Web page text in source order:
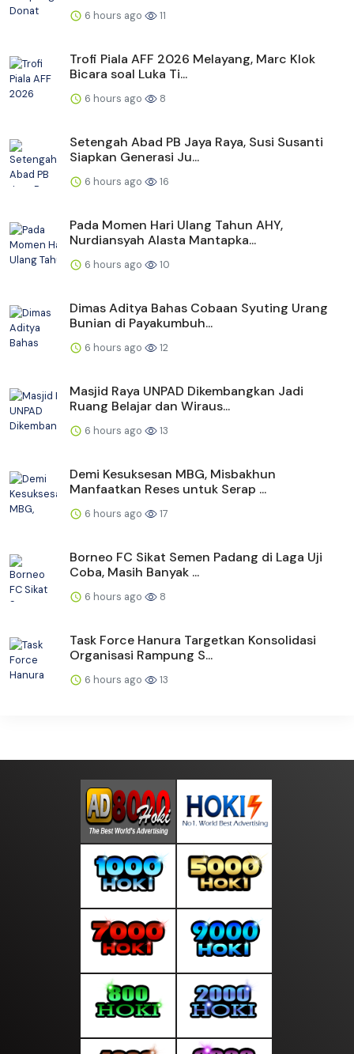
6 hours ago 11
Trofi Piala AFF 2026 Melayang, Marc Klok
Bicara soal Luka Ti...
6 hours ago 8
Setengah Abad PB Jaya Raya, Susi Susanti
Siapkan Generasi Ju...
6 hours ago 16
Pada Momen Hari Ulang Tahun AHY,
Nurdiansyah Alasta Mantapka...
6 hours ago 10
Dimas Aditya Bahas Cobaan Syuting Urang
Bunian di Payakumbuh...
6 hours ago 12
Masjid Raya UNPAD Dikembangkan Jadi
Ruang Belajar dan Wiraus...
6 hours ago 13
Demi Kesuksesan MBG, Misbakhun
Manfaatkan Reses untuk Serap ...
6 hours ago 17
Borneo FC Sikat Semen Padang di Laga Uji
Coba, Masih Banyak ...
6 hours ago 8
Task Force Hanura Targetkan Konsolidasi
Organisasi Rampung S...
6 hours ago 13